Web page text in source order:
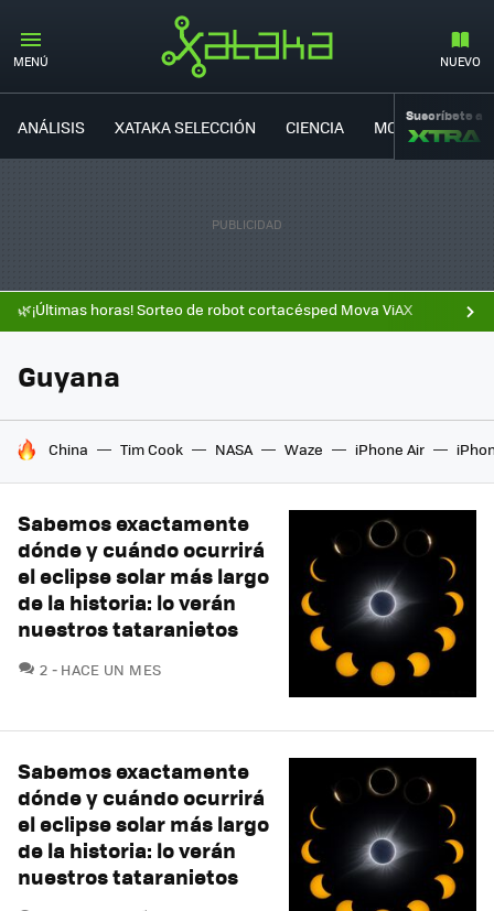
MENÚ NUEVO
ANÁLISIS XATAKA SELECCIÓN CIENCIA MOVILIDAD
Suscríbete a
🌿¡Últimas horas! Sorteo de robot cortacésped Mova ViAX
Guyana
HOY SE HABLA DE
China Tim Cook NASA Waze iPhone Air
Sabemos exactamente
dónde y cuándo ocurrirá
el eclipse solar más largo
de la historia: lo verán
nuestros tataranietos
2 COMENTARIOS
HACE UN MES
Sabemos exactamente
dónde y cuándo ocurrirá
el eclipse solar más largo
de la historia: lo verán
nuestros tataranietos